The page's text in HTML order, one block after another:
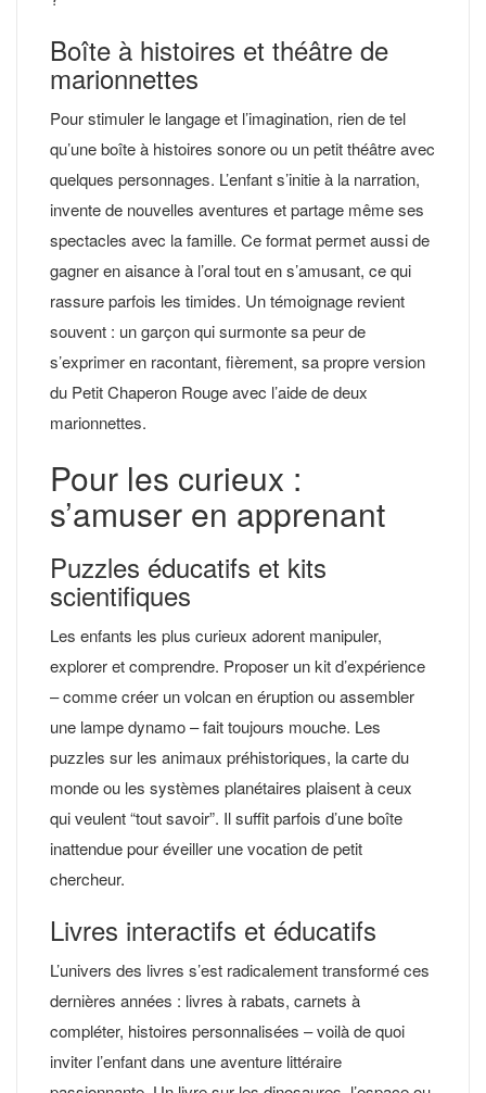
Boîte à histoires et théâtre de
marionnettes
Pour stimuler le langage et l’imagination, rien de tel
qu’une boîte à histoires sonore ou un petit théâtre avec
quelques personnages. L’enfant s’initie à la narration,
invente de nouvelles aventures et partage même ses
spectacles avec la famille. Ce format permet aussi de
gagner en aisance à l’oral tout en s’amusant, ce qui
rassure parfois les timides. Un témoignage revient
souvent : un garçon qui surmonte sa peur de
s’exprimer en racontant, fièrement, sa propre version
du Petit Chaperon Rouge avec l’aide de deux
marionnettes.
Pour les curieux :
s’amuser en apprenant
Puzzles éducatifs et kits
scientifiques
Les enfants les plus curieux adorent manipuler,
explorer et comprendre. Proposer un kit d’expérience
– comme créer un volcan en éruption ou assembler
une lampe dynamo – fait toujours mouche. Les
puzzles sur les animaux préhistoriques, la carte du
monde ou les systèmes planétaires plaisent à ceux
qui veulent “tout savoir”. Il suffit parfois d’une boîte
inattendue pour éveiller une vocation de petit
chercheur.
Livres interactifs et éducatifs
L’univers des livres s’est radicalement transformé ces
dernières années : livres à rabats, carnets à
compléter, histoires personnalisées – voilà de quoi
inviter l’enfant dans une aventure littéraire